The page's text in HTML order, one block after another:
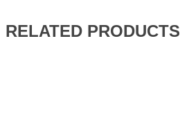
RELATED PRODUCTS